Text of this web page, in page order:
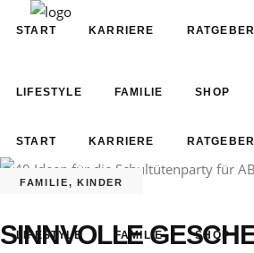
START KARRIERE RATGEBER
LIFESTYLE FAMILIE SHOP
START KARRIERE RATGEBER
LIFESTYLE FAMILIE SHOP
FAMILIE, KINDER
SINNVOLLE